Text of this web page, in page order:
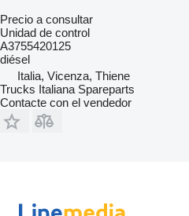
Precio a consultar
Unidad de control
A3755420125
diésel
Italia, Vicenza, Thiene
Trucks Italiana Spareparts
Contacte con el vendedor